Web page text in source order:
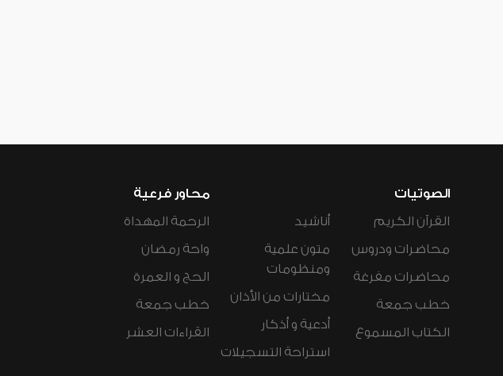
الصوتيات
القرآن الكريم
محاضرات ودروس
محاضرات مفرغة
خطب جمعة
الكتاب المسموع
أناشيد
متون علمية
ومنظومات
مختارات من الأذان
أدعية و أذكار
استراحة التسجيلات
محاور فرعية
الرحمة المهداة
واحة رمضان
الحج و العمرة
خطب جمعة
القراءات العشر